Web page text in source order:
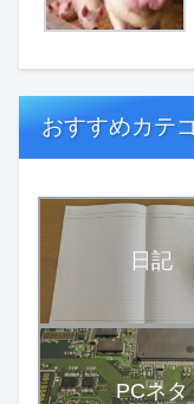
おすすめカテ
日記
PCネタ